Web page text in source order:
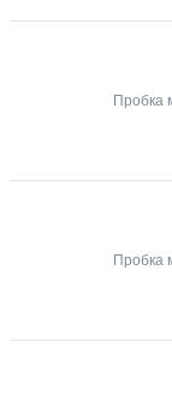
Пробка
Пробка